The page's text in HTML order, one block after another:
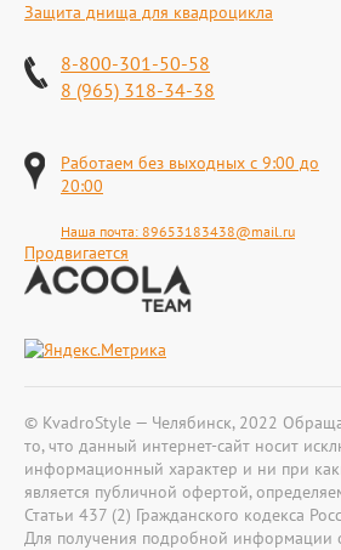
Защита днища для квадроцикла
8-800-301-50-58
8 (965) 318-34-38
Работаем без выходных с 9:00 до
20:00
Наша почта: 89653183438@mail.ru
Продвигается
© KvadroStyle — Челябинск, 2022
то, что данный интернет-сайт носит
информационный характер и ни при
является публичной офертой,
Статьи 437 (2) Гражданского кодекса
Для получения подробной информации